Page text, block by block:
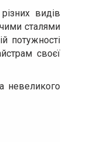
видів
сталями
потужності
своєї
невеликого